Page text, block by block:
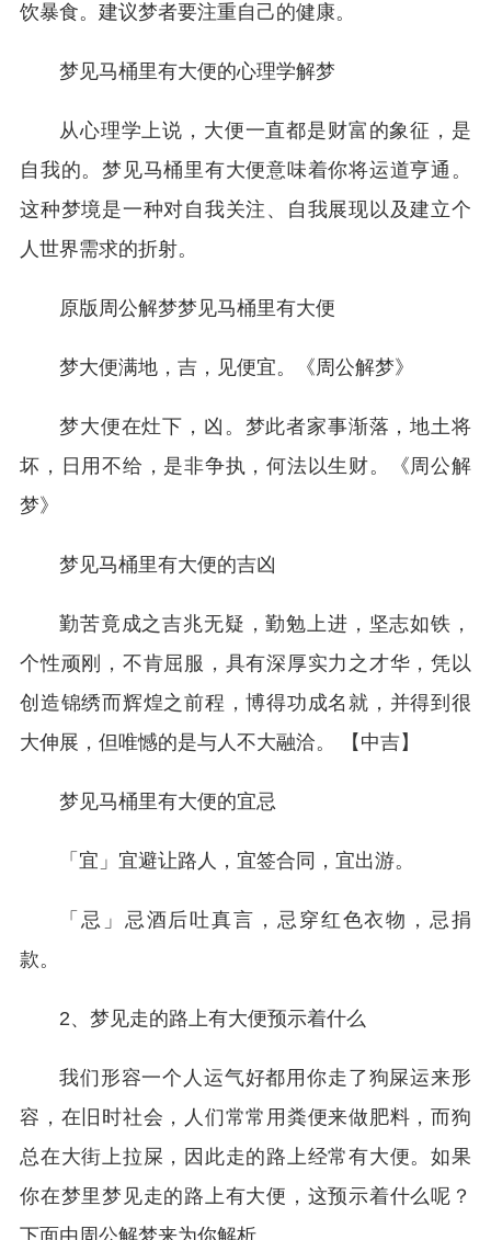
饮暴食。建议梦者要注重自己的健康。
梦见马桶里有大便的心理学解梦
从心理学上说，大便一直都是财富的象征，是
自我的。梦见马桶里有大便意味着你将运道亨通。
这种梦境是一种对自我关注、自我展现以及建立个
人世界需求的折射。
原版周公解梦梦见马桶里有大便
梦大便满地，吉，见便宜。《周公解梦》
梦大便在灶下，凶。梦此者家事渐落，地土将
坏，日用不给，是非争执，何法以生财。《周公解
梦》
梦见马桶里有大便的吉凶
勤苦竟成之吉兆无疑，勤勉上进，坚志如铁，
个性顽刚，不肯屈服，具有深厚实力之才华，凭以
创造锦绣而辉煌之前程，博得功成名就，并得到很
大伸展，但唯憾的是与人不大融洽。 【中吉】
梦见马桶里有大便的宜忌
「宜」宜避让路人，宜签合同，宜出游。
「忌」忌酒后吐真言，忌穿红色衣物，忌捐
款。
2、梦见走的路上有大便预示着什么
我们形容一个人运气好都用你走了狗屎运来形
容，在旧时社会，人们常常用粪便来做肥料，而狗
总在大街上拉屎，因此走的路上经常有大便。如果
你在梦里梦见走的路上有大便，这预示着什么呢？
下面由周公解梦来为你解析。